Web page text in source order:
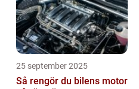
25 september 2025
Så rengör du bilens motor